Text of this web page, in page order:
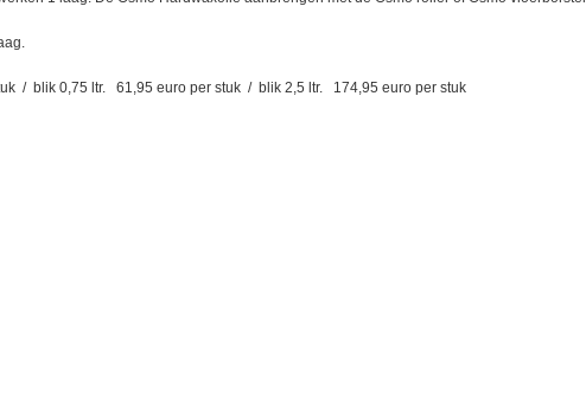
/ blik 0,75 ltr. 61,95 euro per stuk / blik 2,5 ltr. 174,95 euro per stuk